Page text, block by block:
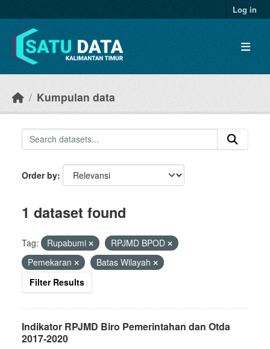
Log in
Kumpulan data
Order by
1 dataset found
Tag: Rupabumi
RPJMD BPOD
Pemekaran
Batas Wilayah
Filter Results
Indikator RPJMD Biro Pemerintahan dan Otda
2017-2020